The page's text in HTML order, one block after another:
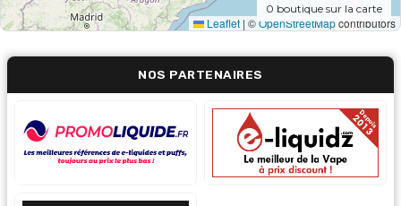
Leaflet | ©OpenStreetMapcontributors
0 boutique sur la carte
NOS PARTENAIRES